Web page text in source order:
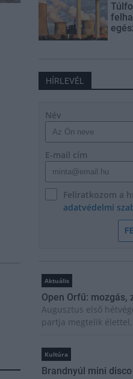
HÍRLEVÉL
Név
E-mail cím
Feliratkozom a
adatvédelmi
Aktuális
Open Orfű: mozgás,
Augusztus első
partja megtelik
Kultúra
Brandnyúl mini disco